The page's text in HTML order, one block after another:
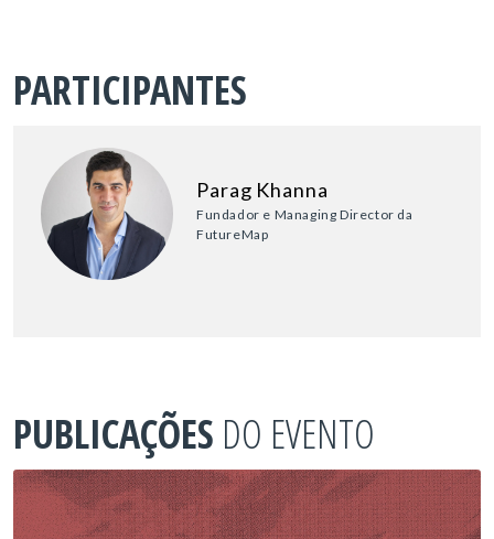
PARTICIPANTES
Parag Khanna
Fundador e Managing Director da
FutureMap
PUBLICAÇÕES DO EVENTO